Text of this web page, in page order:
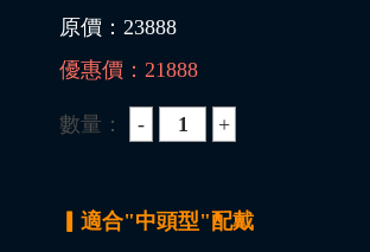
原價： 23888
優惠價： 21888
數量：
▎適合"中頭型"配戴